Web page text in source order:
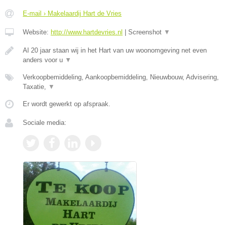
E-mail › Makelaardij Hart de Vries
Website: http://www.hartdevries.nl | Screenshot ▼
Al 20 jaar staan wij in het Hart van uw woonomgeving net even
anders voor u ▼
Verkoopbemiddeling, Aankoopbemiddeling, Nieuwbouw, Advisering,
Taxatie,
▼
Er wordt gewerkt op afspraak.
Sociale media: